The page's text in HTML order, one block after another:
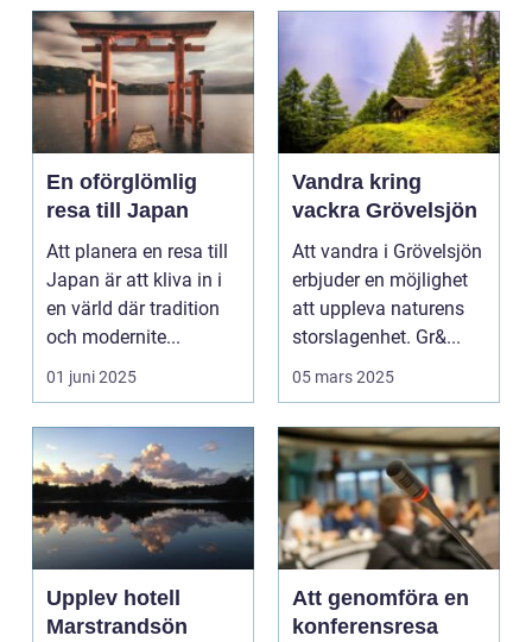
En oförglömlig
resa till Japan
Att planera en resa till
Japan är att kliva in i
en värld där tradition
och modernite...
01 juni 2025
Vandra kring
vackra Grövelsjön
Att vandra i Grövelsjön
erbjuder en möjlighet
att uppleva naturens
storslagenhet. Gr&...
05 mars 2025
Upplev hotell
Marstrandsön
Att genomföra en
konferensresa